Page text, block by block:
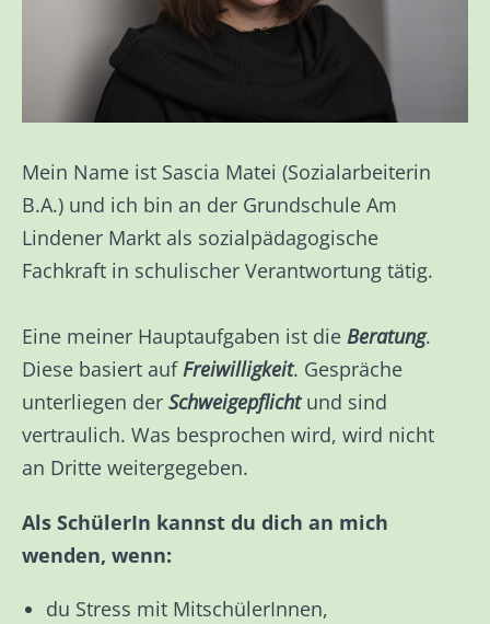
Mein Name ist Sascia Matei (Sozialarbeiterin
B.A.) und ich bin an der Grundschule Am
Lindener Markt als sozialpädagogische
Fachkraft in schulischer Verantwortung tätig.
Eine meiner Hauptaufgaben ist die Beratung.
Diese basiert auf Freiwilligkeit. Gespräche
unterliegen der Schweigepflichtund sind
vertraulich. Was besprochen wird, wird nicht
an Dritte weitergegeben.
Als SchülerIn kannst du dich an mich
wenden, wenn:
du Stress mit MitschülerInnen,